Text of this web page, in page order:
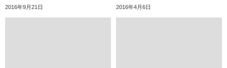
2016年9月21日 2016年4月6日